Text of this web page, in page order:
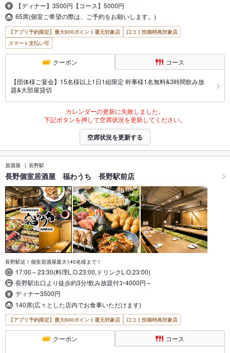
【ディナー】3500円【コース】5000円
65席(個室ご希望の際は、ご予約をお願いします。)
【アプリ予約限定】最大800ポイント還元対象店
口コミ投稿特典対象店
スマート支払い可
クーポン コース
【団体様ご宴会】15名様以上1日1組限定 幹事様1名無料&3時間飲み放
題&大部屋貸切
カレンダーの更新に失敗しました。
下記ボタンを押して空席状況を更新してください。
空席状況を更新する
居酒屋 長野駅
長野個室居酒屋 福わうち 長野駅前店
長野駅近！個室居酒屋最大140名様まで！
17:00～23:30(料理L.O.23:00,ドリンクL.O.23:00)
長野駅出口より徒歩約3分!飲み放題付ｺｰ4000円～
ディナー3500円
140席(広々とした店内でお食事いただけます)
【アプリ予約限定】最大800ポイント還元対象店 口コミ投稿特典対象店
クーポン コース